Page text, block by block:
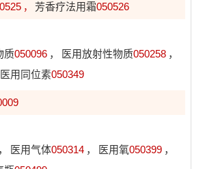
， 芳香疗法用霜050526
质050096 ， 医用放射性物质050258 ，
医用同位素050349
， 医用气体050314 ， 医用氧050399 ，